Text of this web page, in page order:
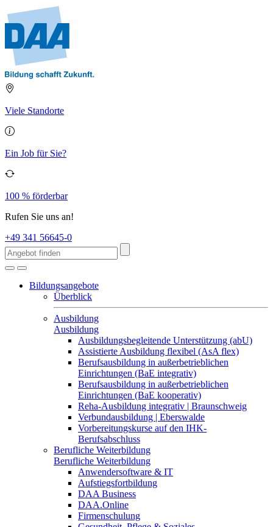
Viele Standorte
Ein Job für Sie?
100 % förderbar
Rufen Sie uns an!
+49 341 56645-0
Bildungsangebote
Überblick
Ausbildung
Ausbildung
Ausbildungsbegleitende Unterstützung (abU)
Assistierte Ausbildung flexibel (AsA flex)
Berufsausbildung in außerbetrieblichen
Einrichtungen (BaE integrativ)
Berufsausbildung in außerbetrieblichen
Einrichtungen (BaE kooperativ)
Reha-Ausbildung integrativ | Braunschweig
Verbundausbildung | Eberswalde
Vorbereitungskurse auf den IHK-
Berufsabschluss
Berufliche Weiterbildung
Berufliche Weiterbildung
Anwendersoftware & IT
Aufstiegsfortbildung
DAA Business
DAA.Online
Firmenschulung